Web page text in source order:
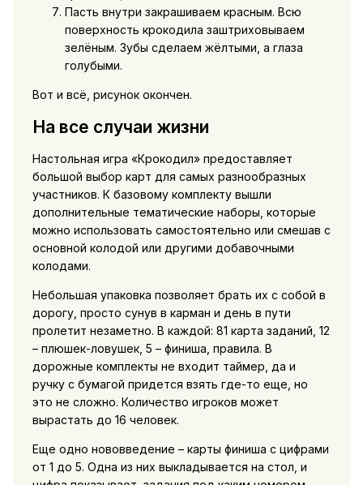
Пасть внутри закрашиваем красным. Всю
поверхность крокодила заштриховываем
зелёным. Зубы сделаем жёлтыми, а глаза
голубыми.
Вот и всё, рисунок окончен.
На все случаи жизни
Настольная игра «Крокодил» предоставляет
большой выбор карт для самых разнообразных
участников. К базовому комплекту вышли
дополнительные тематические наборы, которые
можно использовать самостоятельно или смешав с
основной колодой или другими добавочными
колодами.
Небольшая упаковка позволяет брать их с собой в
дорогу, просто сунув в карман и день в пути
пролетит незаметно. В каждой: 81 карта заданий, 12
– плюшек-ловушек, 5 – финиша, правила. В
дорожные комплекты не входит таймер, да и
ручку с бумагой придется взять где-то еще, но
это не сложно. Количество игроков может
вырастать до 16 человек.
Еще одно нововведение – карты финиша с цифрами
от 1 до 5. Одна из них выкладывается на стол, и